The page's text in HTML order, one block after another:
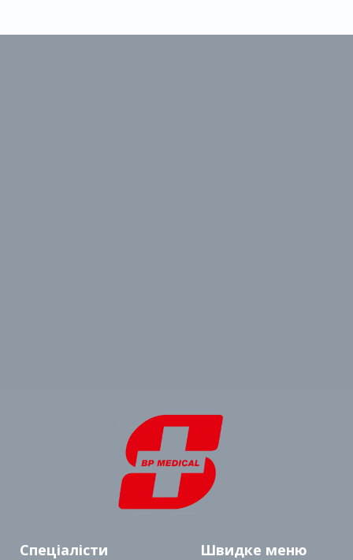
Спеціалісти Швидке меню